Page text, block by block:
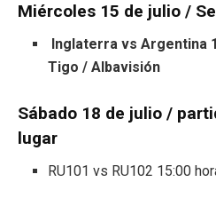
Miércoles 15 de julio /
Inglaterra vs Argentina
Tigo / Albavisión
Sábado 18 de julio /
lugar
RU101 vs RU102 15:00